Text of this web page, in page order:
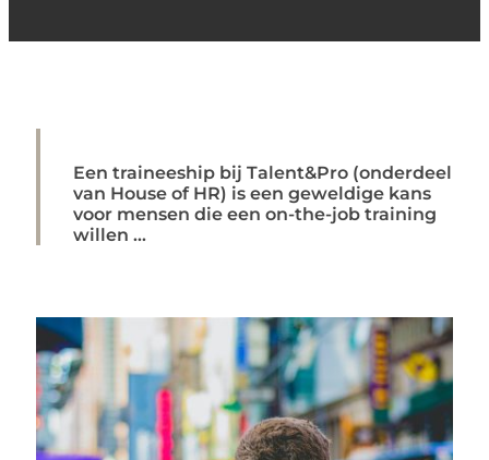
Een traineeship bij Talent&Pro (onderdeel
van House of HR) is een geweldige kans
voor mensen die een on-the-job training
willen ...